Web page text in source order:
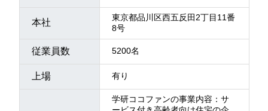
本社
東京都品川区西五反田2丁目11番
8号
従業員数 5200名
上場 有り
学研ココファンの事業内容：サ